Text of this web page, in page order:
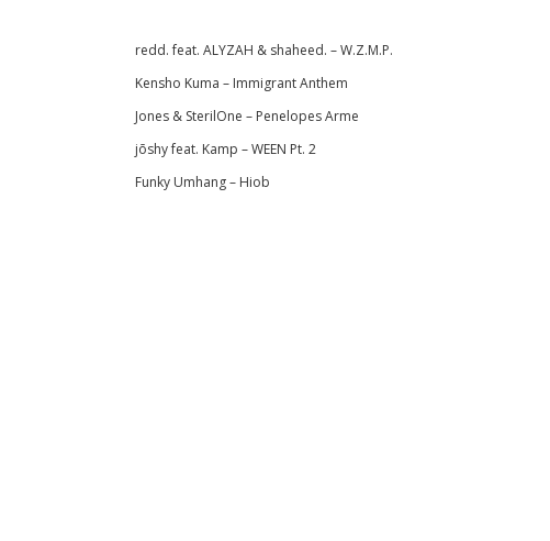
redd. feat. ALYZAH & shaheed. – W.Z.M.P.
Kensho Kuma – Immigrant Anthem
Jones & SterilOne – Penelopes Arme
jōshy feat. Kamp – WEEN Pt. 2
Funky Umhang – Hiob